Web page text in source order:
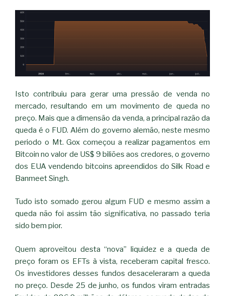
Isto contribuiu para gerar uma pressão de venda no
mercado, resultando em um movimento de queda no
preço. Mais que a dimensão da venda, a principal razão da
queda é o FUD. Além do governo alemão, neste mesmo
periodo o Mt. Gox começou a realizar pagamentos em
Bitcoin no valor de US$ 9 biliões aos credores, o governo
dos EUA vendendo bitcoins apreendidos do Silk Road e
Banmeet Singh.
Tudo isto somado gerou algum FUD e mesmo assim a
queda não foi assim tão significativa, no passado teria
sido bem pior.
Quem aproveitou desta “nova” liquidez e a queda de
preço foram os EFTs à vista, receberam capital fresco.
Os investidores desses fundos desaceleraram a queda
no preço. Desde 25 de junho, os fundos viram entradas